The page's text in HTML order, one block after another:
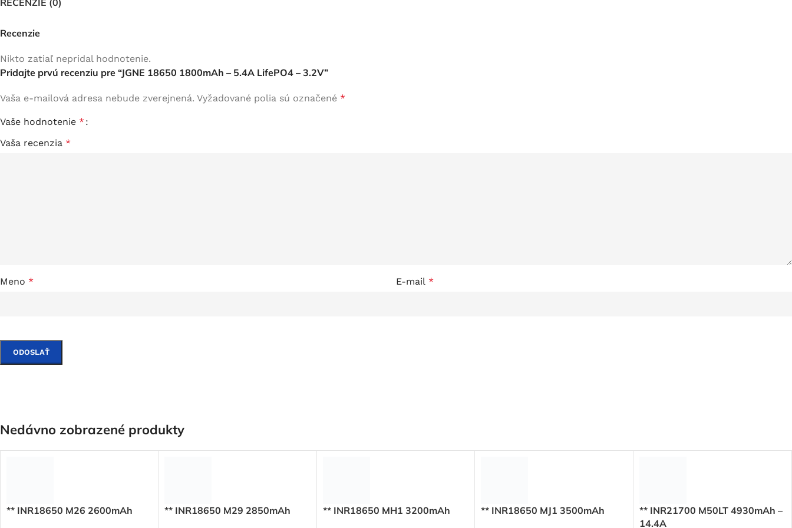
RECENZIE (0)
Recenzie
Nikto zatiaľ nepridal hodnotenie.
Pridajte prvú recenziu pre “JGNE 18650 1800mAh – 5.4A LifePO4 – 3.2V”
Vaša e-mailová adresa nebude zverejnená. Vyžadované polia sú označené *
Vaše hodnotenie *
Vaša recenzia *
Meno * E-mail *
Nedávno zobrazené produkty
** INR18650 M26 2600mAh ** INR18650 M29 2850mAh ** INR18650 MH1 3200mAh ** INR18650 MJ1 3500mAh
** INR21700 M50LT 4930mAh –
14.4A